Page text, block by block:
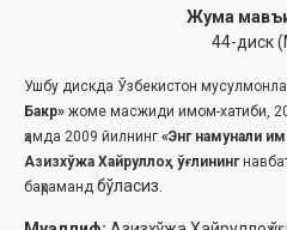
Жума
44-диск
Ушбу дискда Ўзбекистон
Бакр» жоме масжиди имом-хатиби,
ҳамда 2009 йилнинг «Энг намунали
Азизхўжа Хайруллоҳ ўғлининг
баҳраманд бўласиз.